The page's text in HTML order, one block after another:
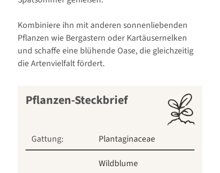
Kombiniere ihn mit anderen sonnenliebenden
Pflanzen wie Bergastern oder Kartäusernelken
und schaffe eine blühende Oase, die gleichzeitig
die Artenvielfalt fördert.
Pflanzen-Steckbrief
Gattung: Plantaginaceae
Wildblume